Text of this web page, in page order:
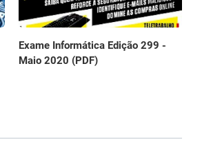
Exame Informática Edição 299 -
Maio 2020 (PDF)